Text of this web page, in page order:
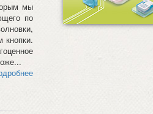
мы
по
кнопки.